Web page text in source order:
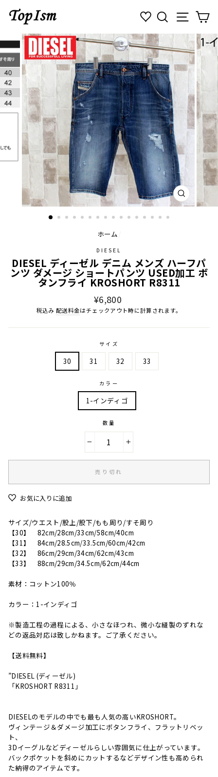
ツ
に
ス
キ
ッ
プ
す
検索 ナビ
閉
じ
ホーム/
DIESEL
DIESEL ディーゼル デニム メンズ ハーフパ
ンツ ダメージ ショートパンツ USED加工 ボ
タンフライ KROSHORT R8311
通
常
格
¥6,800
税込み配送料金はチェックアウト時に計算されます。
サイズ
30 31 32 33
カラー
1-インディゴ
数量
売り切れ
お気に入りに追加
サイズ/ウエスト/股上/股下/もも周り/すそ周り
【30】 82cm/28cm/33cm/58cm/40cm
【31】 84cm/28.5cm/33.5cm/60cm/42cm
【32】 86cm/29cm/34cm/62cm/43cm
【33】 88cm/29cm/34.5cm/62cm/44cm
素材：コットン100％
カラー：1-インディゴ
※製造工程の過程による、小さなほつれ、微小な縫製のずれな
どの返品対応は致しかねます。ご了承ください。
【送料無料】
”DIESEL (ディーゼル)
「KROSHORT R8311」
DIESELのモデルの中でも最も人気の高いKROSHORT。
ヴィンテージ＆ダメージ加工にボタンフライ、フラットリベッ
ト、
3Dイーグルなどディーゼルらしい雰囲気に仕上がっています。
バックポケットを斜めにカットするなどデザイン性も高められ
た納得のアイテムです。